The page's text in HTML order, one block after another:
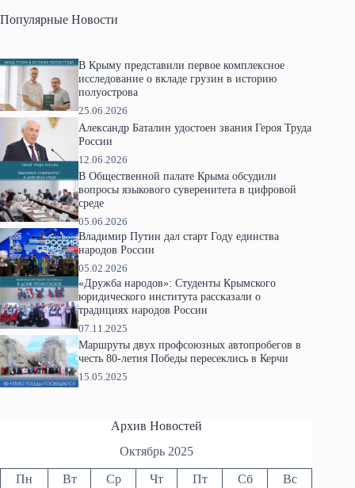
Популярные Новости
В Крыму представили первое комплексное
исследование о вкладе грузин в историю
полуострова
25.06.2026
Александр Баталин удостоен звания Героя Труда
России
12.06.2026
В Общественной палате Крыма обсудили
вопросы языкового суверенитета в цифровой
среде
05.06.2026
Владимир Путин дал старт Году единства
народов России
05.02.2026
«Дружба народов»: Студенты Крымского
юридического института рассказали о
традициях народов России
07.11.2025
Маршруты двух профсоюзных автопробегов в
честь 80-летия Победы пересеклись в Керчи
15.05.2025
Архив Новостей
Октябрь 2025
Пн Вт Ср Чт Пт Сб
Вс